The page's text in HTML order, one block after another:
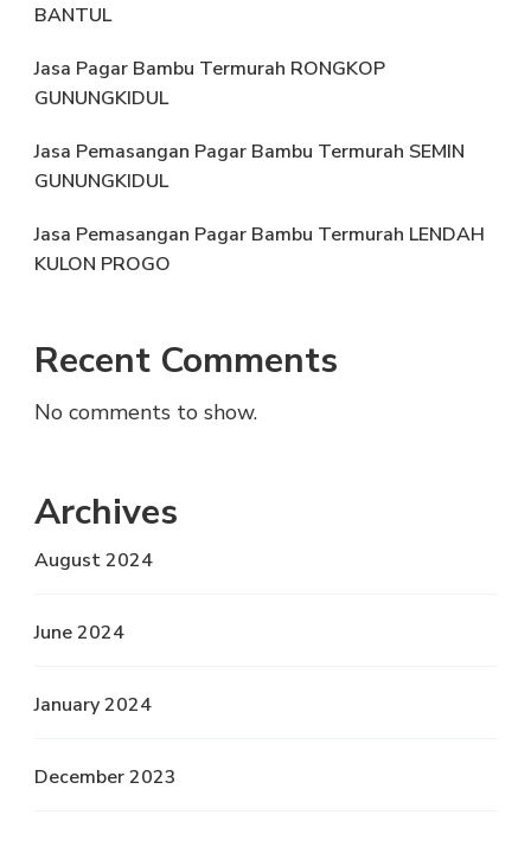
BANTUL
Jasa Pagar Bambu Termurah RONGKOP
GUNUNGKIDUL
Jasa Pemasangan Pagar Bambu Termurah SEMIN
GUNUNGKIDUL
Jasa Pemasangan Pagar Bambu Termurah LENDAH
KULON PROGO
Recent Comments
No comments to show.
Archives
August 2024
June 2024
January 2024
December 2023